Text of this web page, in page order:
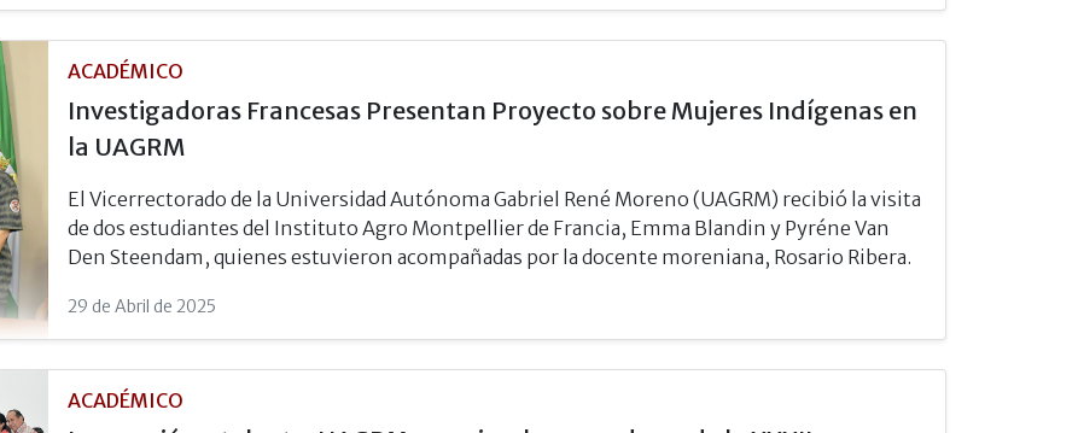
ACADÉMICO
Investigadoras Francesas Presentan Proyecto sobre Mujeres Indígenas en
la UAGRM
El Vicerrectorado de la Universidad Autónoma Gabriel René Moreno (UAGRM) recibió la visita
de dos estudiantes del Instituto Agro Montpellier de Francia, Emma Blandin y Pyréne Van
Den Steendam, quienes estuvieron acompañadas por la docente moreniana, Rosario Ribera.
29 de Abril de 2025
ACADÉMICO